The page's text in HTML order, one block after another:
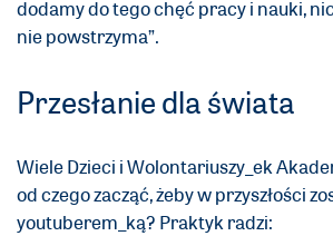
dodamy do tego chęć pracy i nauki,
nie powstrzyma”.
Przesłanie dla świata
Wiele Dzieci i Wolontariuszy_ek
od czego zacząć, żeby w przyszłości
youtuberem_ką? Praktyk radzi: